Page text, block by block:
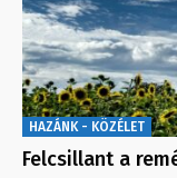
HAZÁNK - KÖZÉLET
Felcsillant a